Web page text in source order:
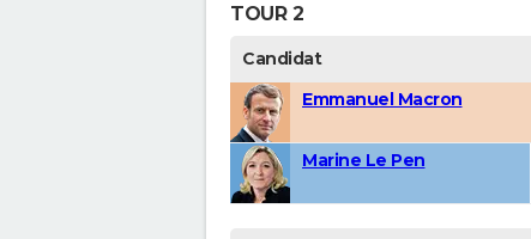
TOUR 2
Candidat
Emmanuel Macron
Marine Le Pen